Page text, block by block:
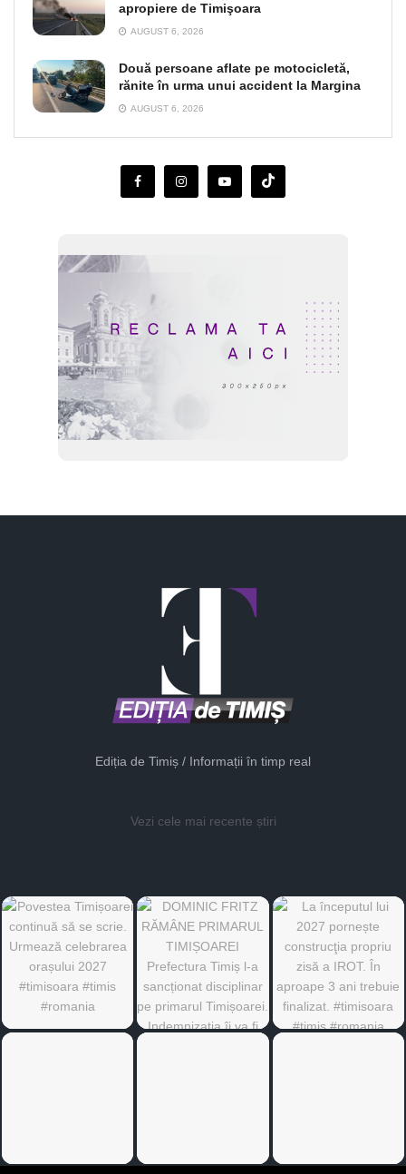
apropiere de Timişoara
AUGUST 6, 2026
Două persoane aflate pe motocicletă,
rănite în urma unui accident la Margina
AUGUST 6, 2026
Ediția de Timiș / Informații în timp real
Vezi cele mai recente știri